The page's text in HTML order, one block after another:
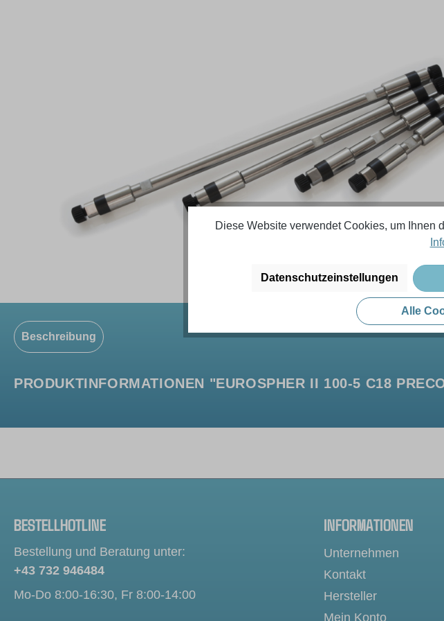
Beschreibung
PRODUKTINFORMATIONEN "EUROSPHER II 100-5 C18
BESTELLHOTLINE
Bestellung und Beratung unter:
+43 732 946484
Mo-Do 8:00-16:30, Fr 8:00-14:00
INFORMATIONEN
Unternehmen
Kontakt
Hersteller
Mein Konto
Diese Website verwendet Cookies, um Ihnen
Datenschutzeinstellungen
Alle